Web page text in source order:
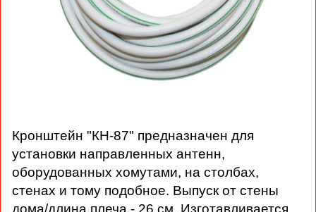
Кронштейн "КН-87" предназначен для
установки направленных антенн,
оборудованных хомутами, на столбах,
стенах и тому подобное. Выпуск от стены